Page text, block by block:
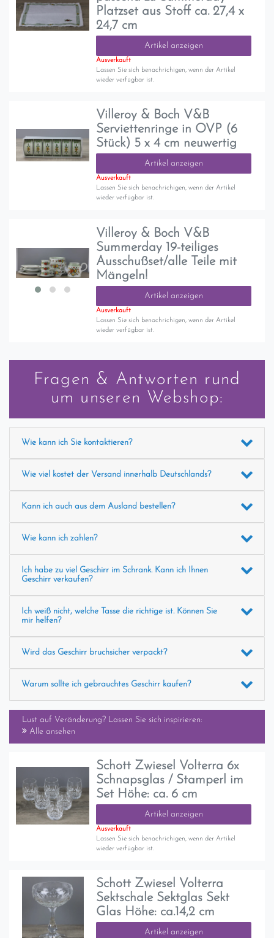
Platzset aus Stoff ca. 27,4 x
24,7 cm
Artikel anzeigen
Ausverkauft
Lassen Sie sich benachrichigen, wenn der Artikel
wieder verfügbar ist.
Villeroy & Boch V&B
Serviettenringe in OVP (6
Stück) 5 x 4 cm neuwertig
Artikel anzeigen
Ausverkauft
Lassen Sie sich benachrichigen, wenn der Artikel
wieder verfügbar ist.
Villeroy & Boch V&B
Summerday 19-teiliges
Ausschußset/alle Teile mit
Mängeln!
Artikel anzeigen
Ausverkauft
Lassen Sie sich benachrichigen, wenn der Artikel
wieder verfügbar ist.
Fragen & Antworten rund
um unseren Webshop:
Wie kann ich Sie kontaktieren?
Wie viel kostet der Versand innerhalb Deutschlands?
Kann ich auch aus dem Ausland bestellen?
Wie kann ich zahlen?
Ich habe zu viel Geschirr im Schrank. Kann ich Ihnen
Geschirr verkaufen?
Ich weiß nicht, welche Tasse die richtige ist. Können Sie
mir helfen?
Wird das Geschirr bruchsicher verpackt?
Warum sollte ich gebrauchtes Geschirr kaufen?
Lust auf Veränderung? Lassen Sie sich inspirieren:
Alle ansehen
Schott Zwiesel Volterra 6x
Schnapsglas / Stamperl im
Set Höhe: ca. 6 cm
Artikel anzeigen
Ausverkauft
Lassen Sie sich benachrichigen, wenn der Artikel
wieder verfügbar ist.
Schott Zwiesel Volterra
Sektschale Sektglas Sekt
Glas Höhe: ca.14,2 cm
Artikel anzeigen